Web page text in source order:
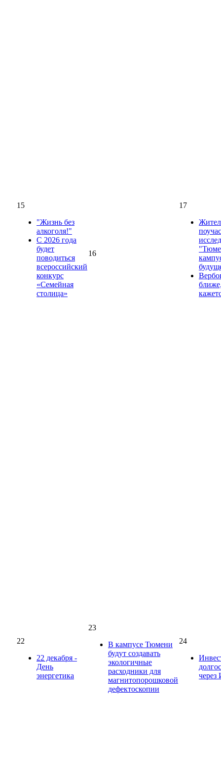
15
"Жизнь без
алкоголя!"
С 2026 года
будет
поводиться
всероссийский
конкурс
«Семейная
столица»
16
17
22
22 декабря -
День
энергетика
23
В кампусе Тюмени
будут создавать
экологичные
расходники для
магнитопорошковой
дефектоскопии
24